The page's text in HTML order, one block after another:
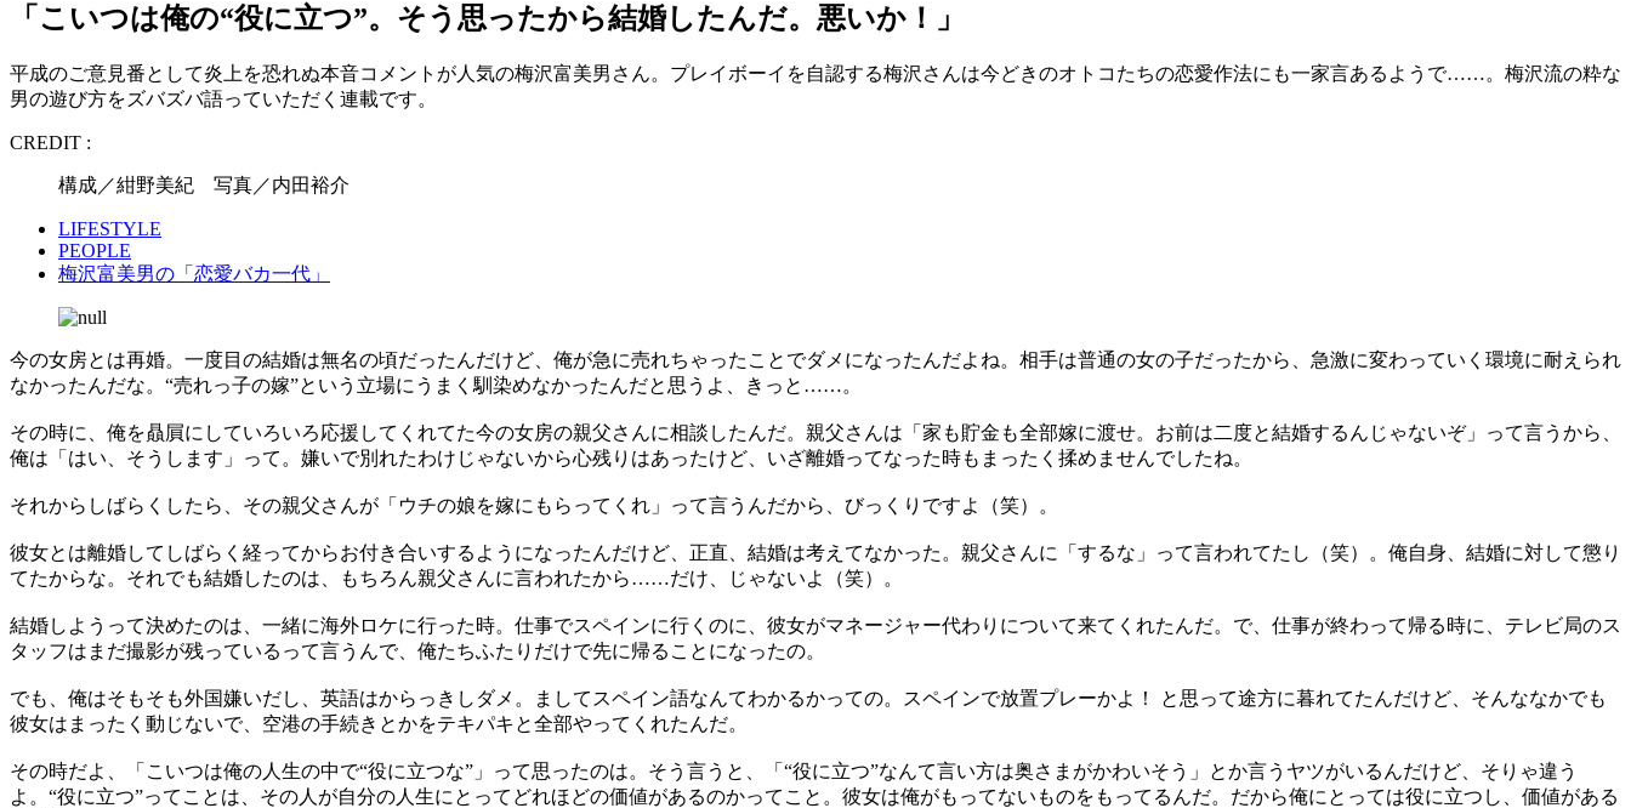
「こいつは俺の“役に立つ”。そう思ったから結婚したんだ。悪いか！」
平成のご意見番として炎上を恐れぬ本音コメントが人気の梅沢富美男さん。プレイボーイを自認する梅沢さんは今どきのオトコたちの恋愛作法にも一家言あるようで……。梅沢流の粋な
男の遊び方をズバズバ語っていただく連載です。
CREDIT :
構成／紺野美紀 写真／内田裕介
LIFESTYLE
PEOPLE
梅沢富美男の「恋愛バカ一代」
今の女房とは再婚。一度目の結婚は無名の頃だったんだけど、俺が急に売れちゃったことでダメになったんだよね。相手は普通の女の子だったから、急激に変わっていく環境に耐えられ
なかったんだな。“売れっ子の嫁”という立場にうまく馴染めなかったんだと思うよ、きっと……。
その時に、俺を贔屓にしていろいろ応援してくれてた今の女房の親父さんに相談したんだ。親父さんは「家も貯金も全部嫁に渡せ。お前は二度と結婚するんじゃないぞ」って言うから、
俺は「はい、そうします」って。嫌いで別れたわけじゃないから心残りはあったけど、いざ離婚ってなった時もまったく揉めませんでしたね。
それからしばらくしたら、その親父さんが「ウチの娘を嫁にもらってくれ」って言うんだから、びっくりですよ（笑）。
彼女とは離婚してしばらく経ってからお付き合いするようになったんだけど、正直、結婚は考えてなかった。親父さんに「するな」って言われてたし（笑）。俺自身、結婚に対して懲り
てたからな。それでも結婚したのは、もちろん親父さんに言われたから……だけ、じゃないよ（笑）。
結婚しようって決めたのは、一緒に海外ロケに行った時。仕事でスペインに行くのに、彼女がマネージャー代わりについて来てくれたんだ。で、仕事が終わって帰る時に、テレビ局のス
タッフはまだ撮影が残っているって言うんで、俺たちふたりだけで先に帰ることになったの。
でも、俺はそもそも外国嫌いだし、英語はからっきしダメ。ましてスペイン語なんてわかるかっての。スペインで放置プレーかよ！ と思って途方に暮れてたんだけど、そんななかでも
彼女はまったく動じないで、空港の手続きとかをテキパキと全部やってくれたんだ。
その時だよ、「こいつは俺の人生の中で“役に立つな”」って思ったのは。そう言うと、「“役に立つ”なんて言い方は奥さまがかわいそう」とか言うヤツがいるんだけど、そりゃ違う
よ。“役に立つ”ってことは、その人が自分の人生にとってどれほどの価値があるのかってこと。彼女は俺がもってないものをもってるんだ。だから俺にとっては役に立つし、価値がある